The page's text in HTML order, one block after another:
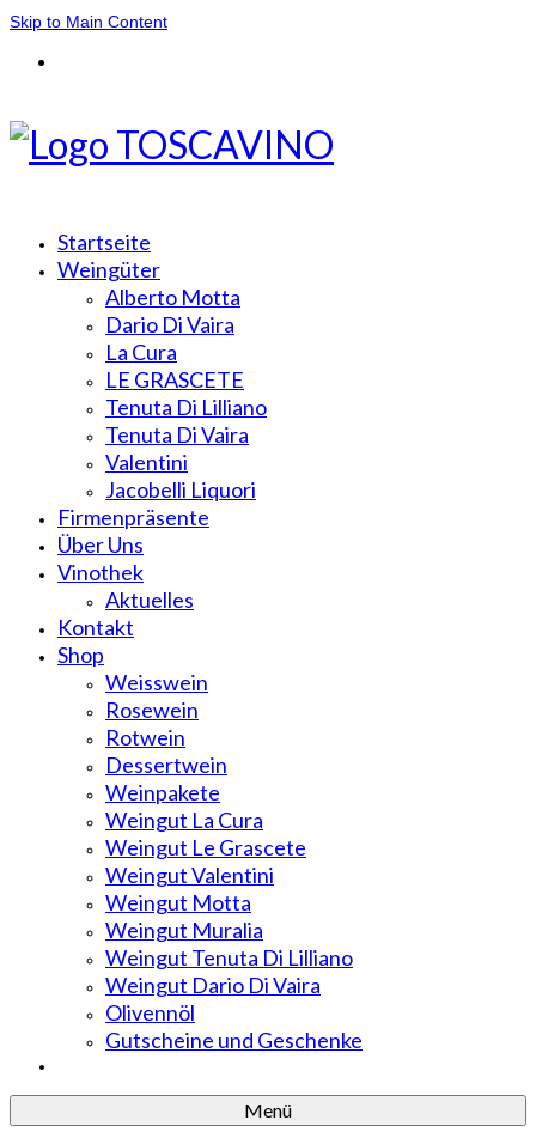
Skip to Main Content
Startseite
Weingüter
Alberto Motta
Dario Di Vaira
La Cura
LE GRASCETE
Tenuta Di Lilliano
Tenuta Di Vaira
Valentini
Jacobelli Liquori
Firmenpräsente
Über Uns
Vinothek
Aktuelles
Kontakt
Shop
Weisswein
Rosewein
Rotwein
Dessertwein
Weinpakete
Weingut La Cura
Weingut Le Grascete
Weingut Valentini
Weingut Motta
Weingut Muralia
Weingut Tenuta Di Lilliano
Weingut Dario Di Vaira
Olivennöl
Gutscheine und Geschenke
Menü